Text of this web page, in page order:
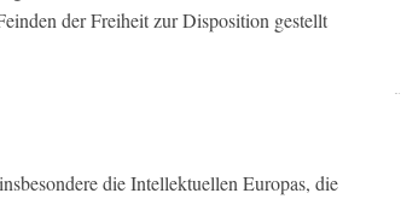
der Freiheit zur Disposition gestellt
die Intellektuellen Europas, die